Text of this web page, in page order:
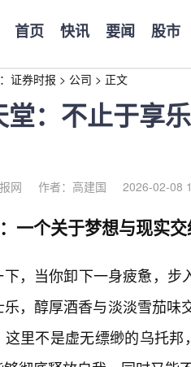
首页 快讯 要闻 股市
证券时报 > 公司 > 正文
堂：不止于享
网 作者：高建国 2026-02-08
一个关于梦想与现实
下，当你卸下一身疲惫，步
乐，醇厚酒香与淡淡雪茄
这里不是虚无缥缈的乌托